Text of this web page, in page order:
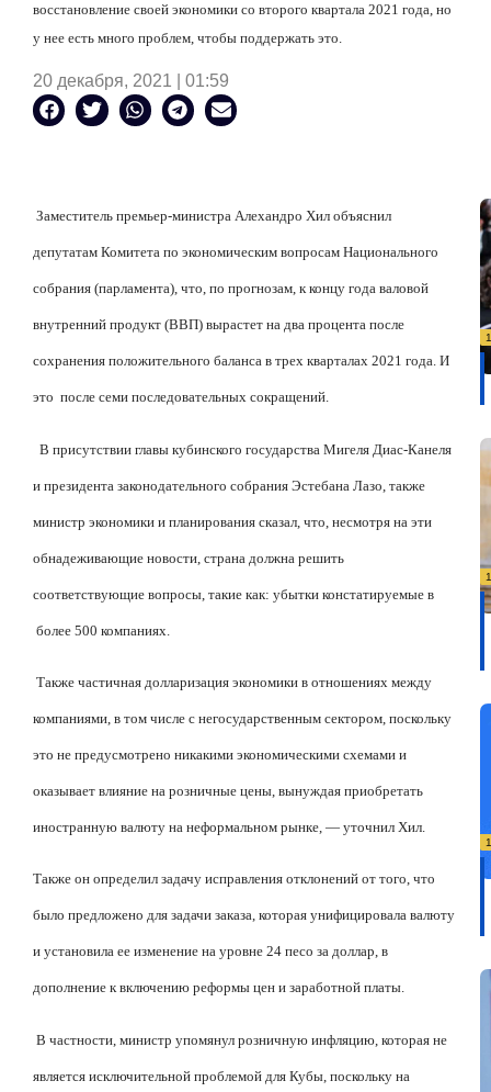
восстановление своей экономики со второго квартала 2021 года, но
у нее есть много проблем, чтобы поддержать это.
20 декабря, 2021 | 01:59
Заместитель премьер-министра Алехандро Хил объяснил
депутатам Комитета по экономическим вопросам Национального
собрания (парламента), что, по прогнозам, к концу года валовой
внутренний продукт (ВВП) вырастет на два процента после
сохранения положительного баланса в трех кварталах 2021 года. И
это после семи последовательных сокращений.
В присутствии главы кубинского государства Мигеля Диас-Канеля
и президента законодательного собрания Эстебана Лазо, также
министр экономики и планирования сказал, что, несмотря на эти
обнадеживающие новости, страна должна решить
соответствующие вопросы, такие как: убытки констатируемые в
более 500 компаниях.
Также частичная долларизация экономики в отношениях между
компаниями, в том числе с негосударственным сектором, поскольку
это не предусмотрено никакими экономическими схемами и
оказывает влияние на розничные цены, вынуждая приобретать
иностранную валюту на неформальном рынке, — уточнил Хил.
Также он определил задачу исправления отклонений от того, что
было предложено для задачи заказа, которая унифицировала валюту
и установила ее изменение на уровне 24 песо за доллар, в
дополнение к включению реформы цен и заработной платы.
В частности, министр упомянул розничную инфляцию, которая не
является исключительной проблемой для Кубы, поскольку на